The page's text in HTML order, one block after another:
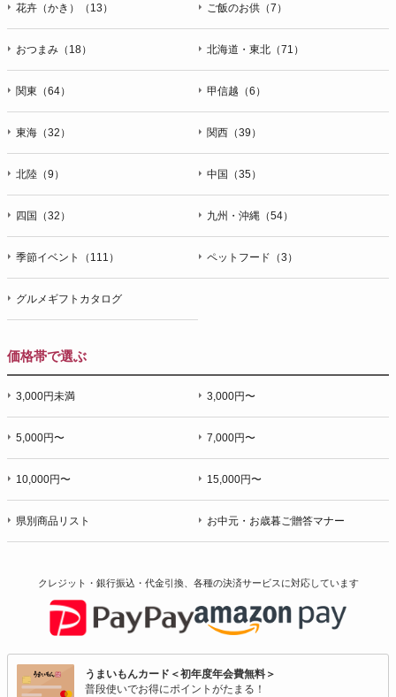
花卉（かき）（13） ご飯のお供（7）
おつまみ（18） 北海道・東北（71）
関東（64） 甲信越（6）
東海（32） 関西（39）
北陸（9） 中国（35）
四国（32） 九州・沖縄（54）
季節イベント（111） ペットフード（3）
グルメギフトカタログ
価格帯で選ぶ
3,000円未満 3,000円〜
5,000円〜 7,000円〜
10,000円〜 15,000円〜
県別商品リスト お中元・お歳暮ご贈答マナー
クレジット・銀行振込・代金引換、各種の決済サービスに対応しています
うまいもんカード＜初年度年会費無料＞
普段使いでお得にポイントがたまる！